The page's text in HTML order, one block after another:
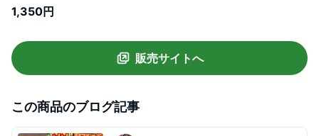
ズミント / 花粉症 鼻づまり 夏バテ インヘ
すっきり タイ雑貨 アジアン雑貨 ハッカ
【送料無料】
1,350円
販売サイトへ
この商品のブログ記事